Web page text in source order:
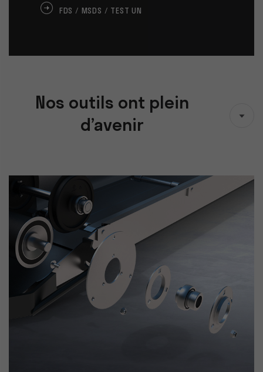
FDS / MSDS / TEST UN
Nos outils ont plein
d’avenir